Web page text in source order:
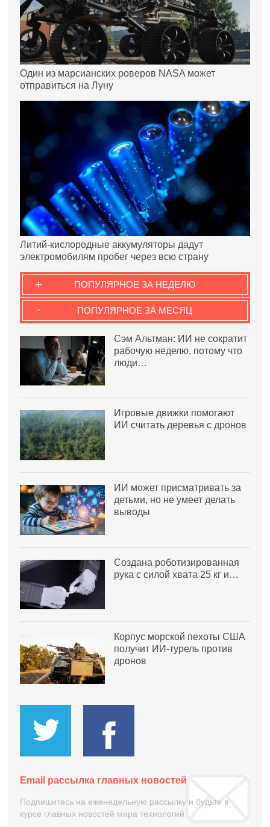
Один из марсианских роверов NASA может
отправиться на Луну
Литий-кислородные аккумуляторы дадут
электромобилям пробег через всю страну
ПОПУЛЯРНОЕ ЗА НЕДЕЛЮ
+
ПОПУЛЯРНОЕ ЗА МЕСЯЦ
-
Сэм Альтман: ИИ не сократит
рабочую неделю, потому что
люди…
Игровые движки помогают
ИИ считать деревья с дронов
ИИ может присматривать за
детьми, но не умеет делать
выводы
Создана роботизированная
рука с силой хвата 25 кг и…
Корпус морской пехоты США
получит ИИ-турель против
дронов
Email рассылка главных новостей
Подпишитесь на еженедельную рассылку и будьте в
курсе главных новостей мира технологий